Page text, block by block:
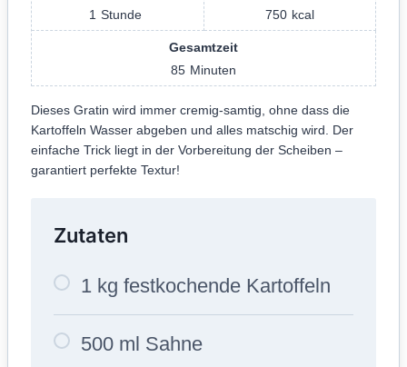
1 Stunde
750 kcal
Gesamtzeit
85 Minuten
Dieses Gratin wird immer cremig-samtig, ohne dass die
Kartoffeln Wasser abgeben und alles matschig wird. Der
einfache Trick liegt in der Vorbereitung der Scheiben –
garantiert perfekte Textur!
Zutaten
1 kg festkochende Kartoffeln
500 ml Sahne